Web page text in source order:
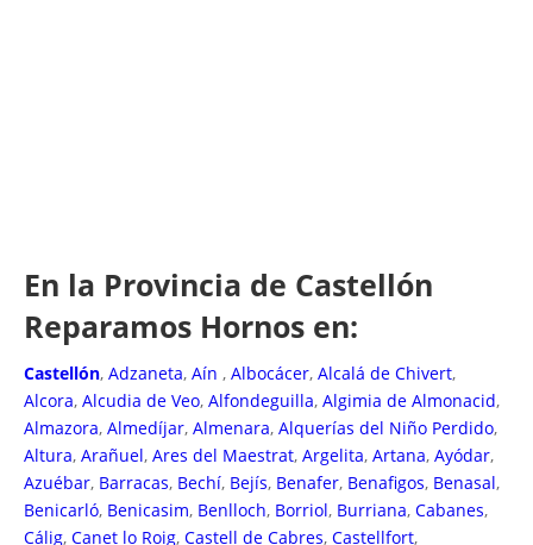
En la Provincia de Castellón
Reparamos Hornos en:
Castellón, Adzaneta, Aín , Albocácer, Alcalá de Chivert,
Alcora, Alcudia de Veo, Alfondeguilla, Algimia de Almonacid,
Almazora, Almedíjar, Almenara, Alquerías del Niño Perdido,
Altura, Arañuel, Ares del Maestrat, Argelita, Artana, Ayódar,
Azuébar, Barracas, Bechí, Bejís, Benafer, Benafigos, Benasal,
Benicarló, Benicasim, Benlloch, Borriol, Burriana, Cabanes,
Cálig, Canet lo Roig, Castell de Cabres, Castellfort,